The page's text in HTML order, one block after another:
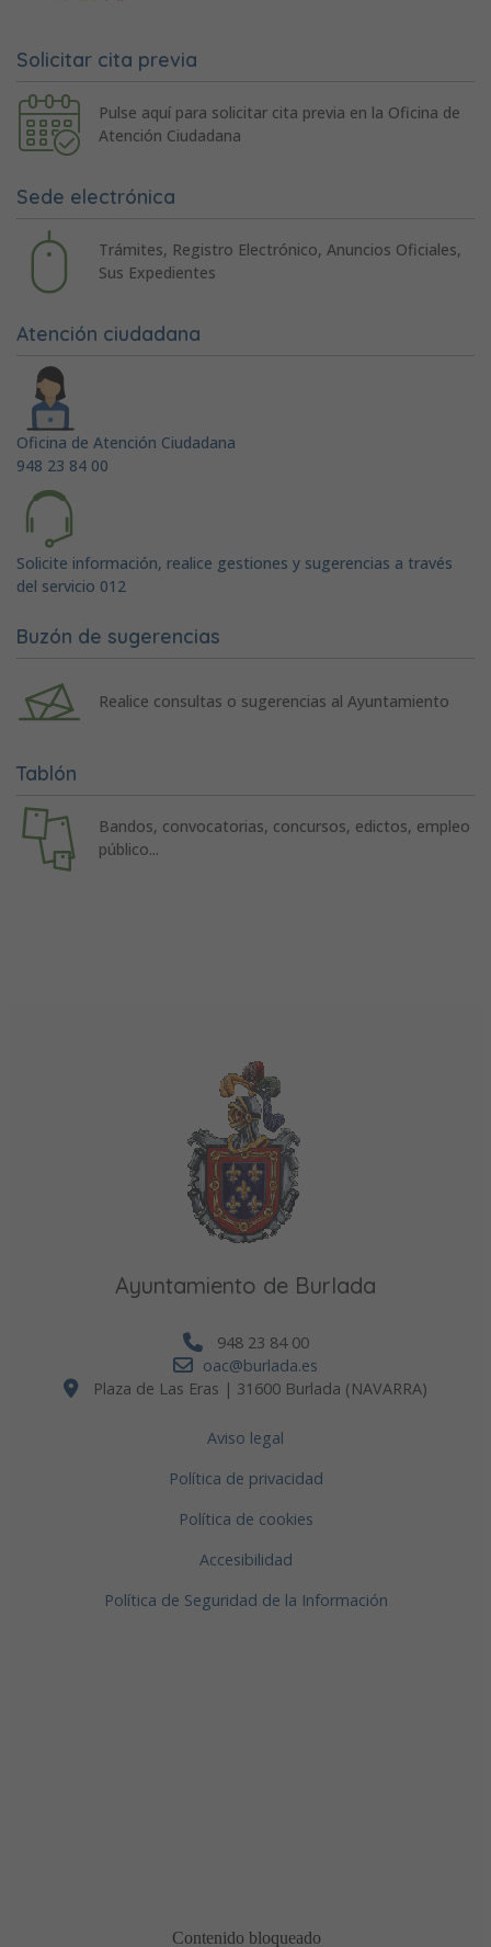
Solicitar cita previa
Pulse aquí para solicitar cita previa en la Oficina de
Atención Ciudadana
Sede electrónica
Trámites, Registro Electrónico, Anuncios Oficiales,
Sus Expedientes
Atención ciudadana
Oficina de Atención Ciudadana
948 23 84 00
Solicite información, realice gestiones y sugerencias a través
del servicio 012
Buzón de sugerencias
Realice consultas o sugerencias al Ayuntamiento
Tablón
Bandos, convocatorias, concursos, edictos, empleo
público...
Ayuntamiento de Burlada
948 23 84 00
oac@burlada.es
Plaza de Las Eras | 31600 Burlada (NAVARRA)
Aviso legal
Política de privacidad
Política de cookies
Accesibilidad
Política de Seguridad de la Información